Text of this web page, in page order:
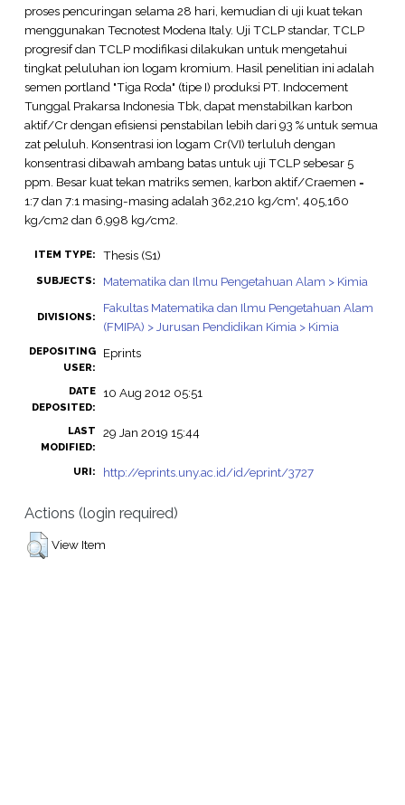
proses pencuringan selama 28 hari, kemudian di uji kuat tekan
menggunakan Tecnotest Modena Italy. Uji TCLP standar, TCLP
progresif dan TCLP modifikasi dilakukan untuk mengetahui
tingkat peluluhan ion logam kromium. Hasil penelitian ini adalah
semen portland "Tiga Roda" (tipe I) produksi PT. Indocement
Tunggal Prakarsa Indonesia Tbk, dapat menstabilkan karbon
aktif/Cr dengan efisiensi penstabilan lebih dari 93 % untuk semua
zat peluluh. Konsentrasi ion logam Cr(VI) terluluh dengan
konsentrasi dibawah ambang batas untuk uji TCLP sebesar 5
ppm. Besar kuat tekan matriks semen, karbon aktif/Craemen =
1:7 dan 7:1 masing-masing adalah 362,210 kg/cm', 405,160
kg/cm2 dan 6,998 kg/cm2.
ITEM TYPE: Thesis (S1)
SUBJECTS: Matematika dan Ilmu Pengetahuan Alam > Kimia
DIVISIONS:
Fakultas Matematika dan Ilmu Pengetahuan Alam
(FMIPA) > Jurusan Pendidikan Kimia > Kimia
DEPOSITING
USER:
Eprints
DATE
DEPOSITED:
10 Aug 2012 05:51
LAST
MODIFIED:
29 Jan 2019 15:44
URI: http://eprints.uny.ac.id/id/eprint/3727
Actions (login required)
View Item